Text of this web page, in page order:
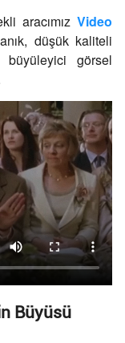
aracımız Video
düşük kaliteli
büyüleyici görsel
Büyüsü